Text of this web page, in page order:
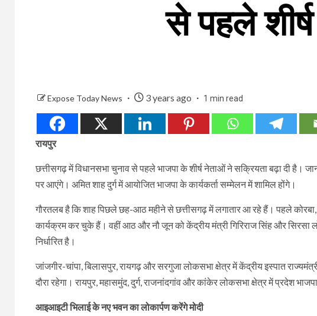
से पहले
Expose Today News 3 years ago 1 min read
रायपुर
छत्तीसगढ़ में विधानसभा चुनाव से पहले भाजपा के शीर्ष नेताओं ने सक्रियता बढ़ा दी है।
पर आएंगे। अमित शाह दुर्ग में आयोजित भाजपा के कार्यकर्ता सम्मेलन में शामिल होंगे।
गौरतलब है कि शाह पिछले छह-आठ महीने से छत्तीसगढ़ में लगातार आ रहे हैं। पहले
कार्यक्रम कर चुके हैं। वहीं आठ और नौ जून को केंद्रीय मंत्री गिरिराज सिंह और सिरसा
निर्धारित है।
जांजगीर-चांपा, बिलासपुर, रायगढ़ और सरगुजा लोकसभा क्षेत्र में केंद्रीय इस्पात
दौरा रहेगा। रायपुर, महासमुंद, दुर्ग, राजनांदगांव और कांकेर लोकसभा क्षेत्र में प्रदेश
आइआइटी भिलाई के नए भवन का लोकार्पण करेंगे मोदी